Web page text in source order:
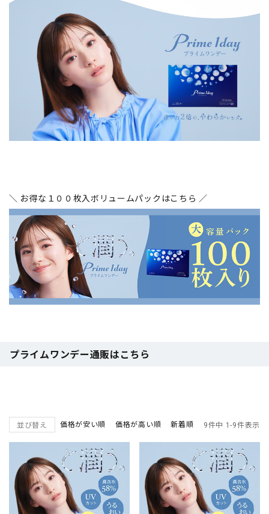
＼ お得な１００枚入ボリュームパックはこちら ／
プライムワンデー通販はこちら
並び替え 価格が安い順 価格が高い順 新着順 9件中 1-9件表示